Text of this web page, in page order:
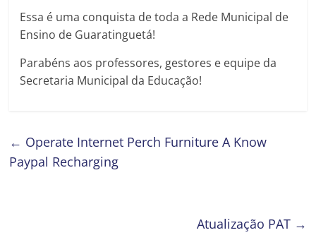
Essa é uma conquista de toda a Rede Municipal de
Ensino de Guaratinguetá!
Parabéns aos professores, gestores e equipe da
Secretaria Municipal da Educação!
← Operate Internet Perch Furniture A Know
Paypal Recharging
Atualização PAT →